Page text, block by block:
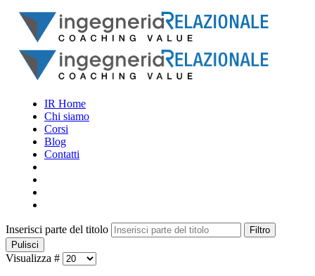
IR Home
Chi siamo
Corsi
Blog
Contatti
Inserisci parte del titolo
Filtro
Pulisci
Visualizza #